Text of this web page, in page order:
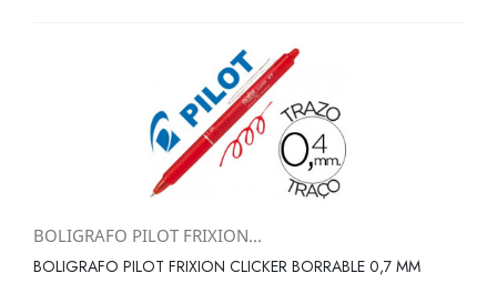
BOLIGRAFO PILOT FRIXION...
BOLIGRAFO PILOT FRIXION CLICKER BORRABLE 0,7 MM